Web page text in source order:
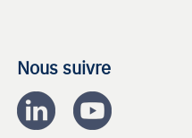
Nous suivre